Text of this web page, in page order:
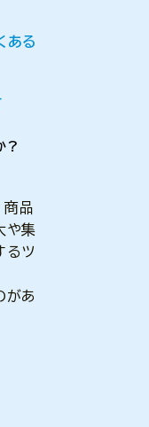
ある
？
品
や集
るツ
があ